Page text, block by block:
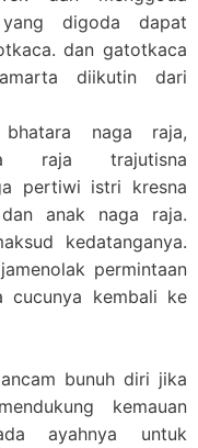
digoda dapat
dan gatotkaca
diikutin dari
naga raja,
raja trajutisna
pertiwi istri kresna
anak naga raja.
kedatanganya.
permintaan
cucunya kembali ke
bunuh diri jika
kemauan
ayahnya untuk